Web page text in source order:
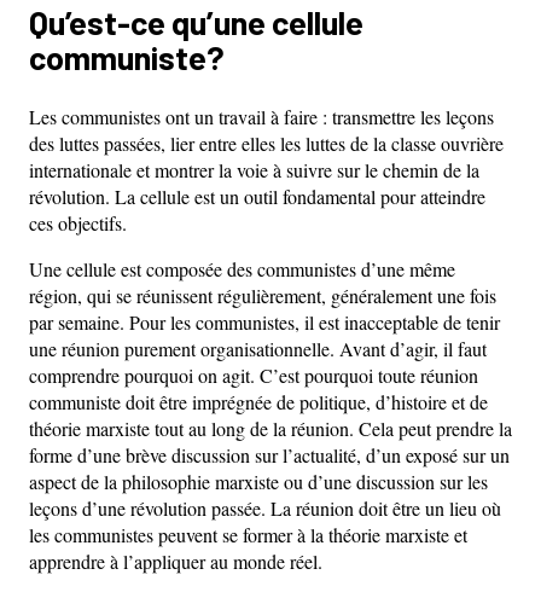
Qu’est-ce qu’une cellule
communiste?
Les communistes ont un travail à faire : transmettre les leçons
des luttes passées, lier entre elles les luttes de la classe ouvrière
internationale et montrer la voie à suivre sur le chemin de la
révolution. La cellule est un outil fondamental pour atteindre
ces objectifs.
Une cellule est composée des communistes d’une même
région, qui se réunissent régulièrement, généralement une fois
par semaine. Pour les communistes, il est inacceptable de tenir
une réunion purement organisationnelle. Avant d’agir, il faut
comprendre pourquoi on agit. C’est pourquoi toute réunion
communiste doit être imprégnée de politique, d’histoire et de
théorie marxiste tout au long de la réunion. Cela peut prendre la
forme d’une brève discussion sur l’actualité, d’un exposé sur un
aspect de la philosophie marxiste ou d’une discussion sur les
leçons d’une révolution passée. La réunion doit être un lieu où
les communistes peuvent se former à la théorie marxiste et
apprendre à l’appliquer au monde réel.